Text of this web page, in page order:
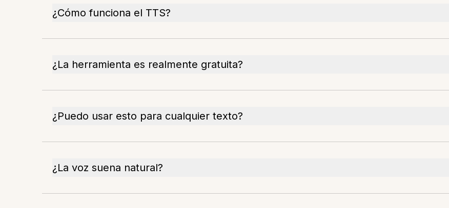
¿Cómo funciona el TTS?
¿La herramienta es realmente gratuita?
¿Puedo usar esto para cualquier texto?
¿La voz suena natural?